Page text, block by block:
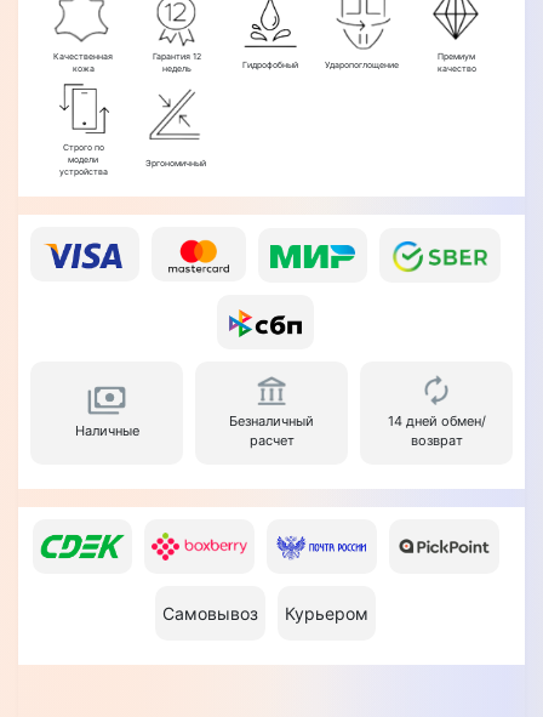
Качественная
кожа
Гарантия 12
недель
Гидрофобный Ударопоглощение
Премиум
качество
Строго по
модели
устройства
Эргономичный
Наличные
Безналичный
расчет
14 дней обмен/
возврат
Самовывоз Курьером